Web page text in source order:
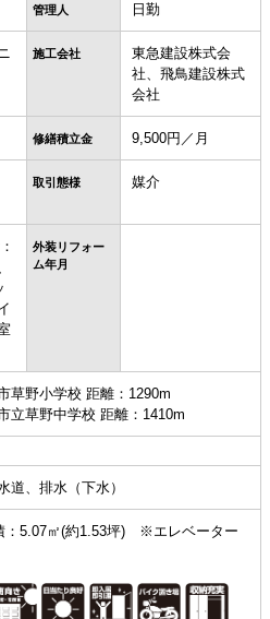
管理人 日勤
施工会社
東急建設株式会
社、飛鳥建設株式
会社
修繕積立金 9,500円／月
取引態様 媒介
外装リフォー
ム年月
草野小学校 距離：1290m
立草野中学校 距離：1410m
道、排水（下水）
：5.07㎡(約1.53坪) ※エレベーター